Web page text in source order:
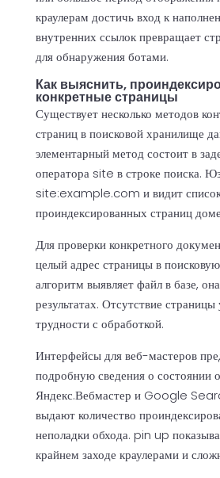
краулерам достичь вход к
внутренних ссылок превращает
для обнаружения ботами.
Как выяснить,
конкретные страницы
Существует несколько методов
страниц в поисковой хранилище
элементарный метод состоит в
оператора site в строке поиска.
site:example.com и видит
проиндексированных страниц
Для проверки конкретного
целый адрес страницы в
алгоритм выявляет файл в базе,
результатах. Отсутствие страницы
трудности с обработкой.
Интерфейсы для веб-мастеров
подробную сведения о состоянии
Яндекс.Вебмастер и Google
выдают количество
неполадки обхода. pin up
крайнем заходе краулерами и